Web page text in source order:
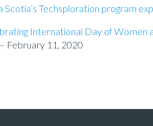
Scotia’s Techsploration program
International Day of Women
– February 11, 2020